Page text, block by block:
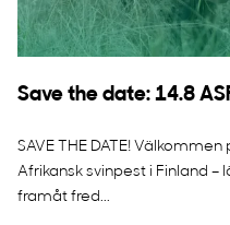
Save the date: 14.8
SAVE THE DATE!
Afrikansk svinpest i Finland
framåt fred...